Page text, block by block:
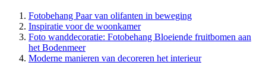
Fotobehang Paar van olifanten in beweging
Inspiratie voor de woonkamer
Foto wanddecoratie: Fotobehang Bloeiende fruitbomen aan
het Bodenmeer
Moderne manieren van decoreren het interieur